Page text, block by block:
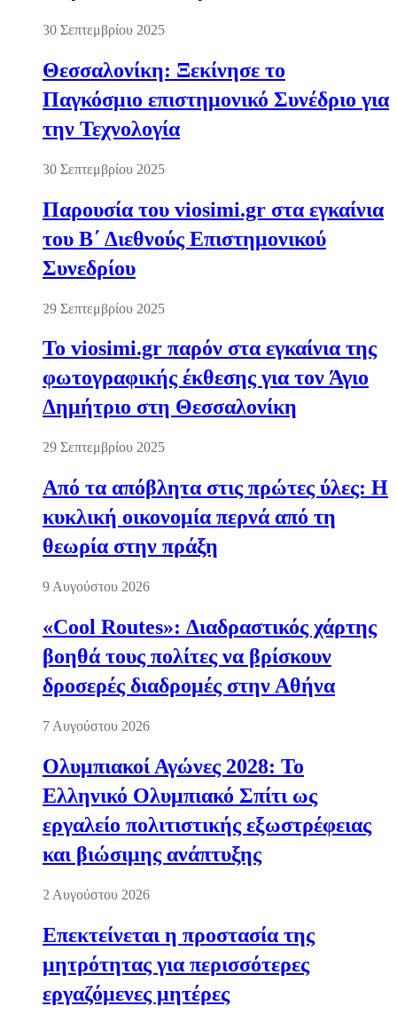
30 Σεπτεμβρίου 2025
Θεσσαλονίκη: Ξεκίνησε το
Παγκόσμιο επιστημονικό Συνέδριο για
την Τεχνολογία
30 Σεπτεμβρίου 2025
Παρουσία του viosimi.gr στα εγκαίνια
του Β΄ Διεθνούς Επιστημονικού
Συνεδρίου
29 Σεπτεμβρίου 2025
Το viosimi.gr παρόν στα εγκαίνια της
φωτογραφικής έκθεσης για τον Άγιο
Δημήτριο στη Θεσσαλονίκη
29 Σεπτεμβρίου 2025
Από τα απόβλητα στις πρώτες ύλες: Η
κυκλική οικονομία περνά από τη
θεωρία στην πράξη
9 Αυγούστου 2026
«Cool Routes»: Διαδραστικός χάρτης
βοηθά τους πολίτες να βρίσκουν
δροσερές διαδρομές στην Αθήνα
7 Αυγούστου 2026
Ολυμπιακοί Αγώνες 2028: Το
Ελληνικό Ολυμπιακό Σπίτι ως
εργαλείο πολιτιστικής εξωστρέφειας
και βιώσιμης ανάπτυξης
2 Αυγούστου 2026
Επεκτείνεται η προστασία της
μητρότητας για περισσότερες
εργαζόμενες μητέρες